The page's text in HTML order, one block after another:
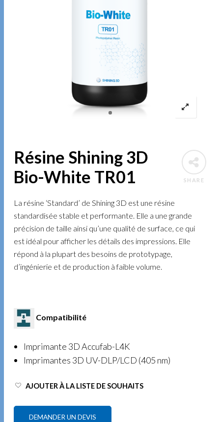
SHARE
Résine Shining 3D
Bio-White TR01
La résine ‘Standard’ de Shining 3D est une résine
standardisée stable et performante. Elle a une grande
précision de taille ainsi qu’une qualité de surface, ce qui
est idéal pour afficher les détails des impressions. Elle
répond à la plupart des besoins de prototypage,
d’ingénierie et de production à faible volume.
Compatibilité
Imprimante 3D Accufab-L4K
Imprimantes 3D UV-DLP/LCD (405 nm)
AJOUTER À LA LISTE DE SOUHAITS
DEMANDER UN DEVIS